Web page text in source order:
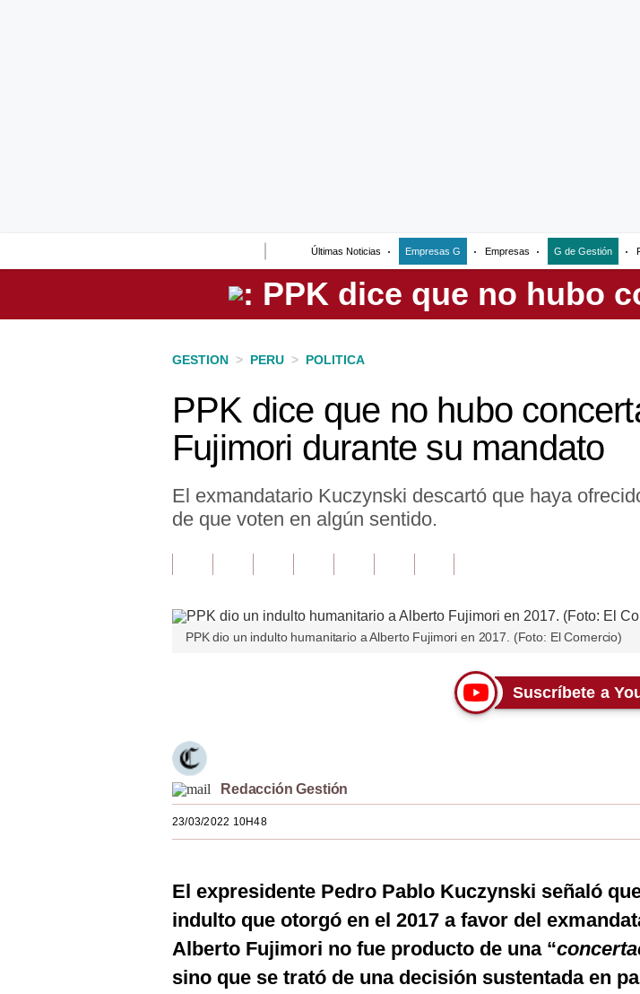
Últimas Noticias Empresas G Empresas G de Gestión
Perú
GESTION > PERU > POLITICA
PPK dice que no hubo
Fujimori durante su mandato
El exmandatario Kuczynski descartó que haya
de que voten en algún sentido.
PPK dio un indulto humanitario a Alberto Fujimori en 2017. (Foto: El Comercio)
Suscríbete a
Redacción Gestión
23/03/2022 10H48
El expresidente Pedro Pablo Kuczynski señaló
indulto que otorgó en el 2017 a favor del
Alberto Fujimori no fue producto de una “
sino que se trató de una decisión sustentada en